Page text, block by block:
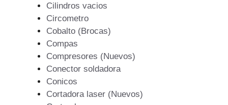
Cilindros vacios
Circometro
Cobalto (Brocas)
Compas
Compresores (Nuevos)
Conector soldadora
Conicos
Cortadora laser (Nuevos)